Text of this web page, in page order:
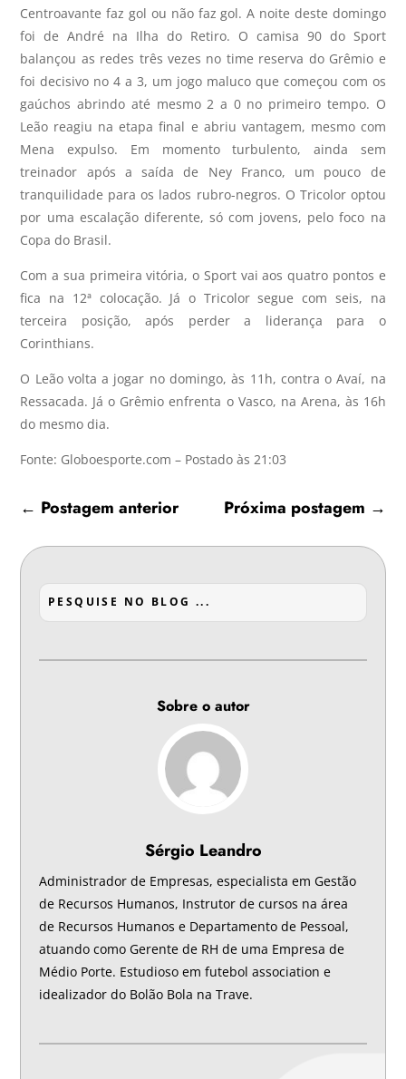
Centroavante faz gol ou não faz gol. A noite deste domingo
foi de André na Ilha do Retiro. O camisa 90 do Sport
balançou as redes três vezes no time reserva do Grêmio e
foi decisivo no 4 a 3, um jogo maluco que começou com os
gaúchos abrindo até mesmo 2 a 0 no primeiro tempo. O
Leão reagiu na etapa final e abriu vantagem, mesmo com
Mena expulso. Em momento turbulento, ainda sem
treinador após a saída de Ney Franco, um pouco de
tranquilidade para os lados rubro-negros. O Tricolor optou
por uma escalação diferente, só com jovens, pelo foco na
Copa do Brasil.
Com a sua primeira vitória, o Sport vai aos quatro pontos e
fica na 12ª colocação. Já o Tricolor segue com seis, na
terceira posição, após perder a liderança para o
Corinthians.
O Leão volta a jogar no domingo, às 11h, contra o Avaí, na
Ressacada. Já o Grêmio enfrenta o Vasco, na Arena, às 16h
do mesmo dia.
Fonte: Globoesporte.com – Postado às 21:03
← Postagem anterior Próxima postagem →
Sobre o autor
Sérgio Leandro
Administrador de Empresas, especialista em Gestão
de Recursos Humanos, Instrutor de cursos na área
de Recursos Humanos e Departamento de Pessoal,
atuando como Gerente de RH de uma Empresa de
Médio Porte. Estudioso em futebol association e
idealizador do Bolão Bola na Trave.